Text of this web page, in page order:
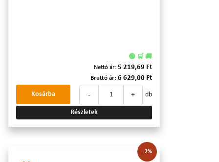
🟢 🛒 🚚
Nettó ár: 5 219,69 Ft
Bruttó ár: 6 629,00 Ft
- + db
Kosárba
Részletek
-2%